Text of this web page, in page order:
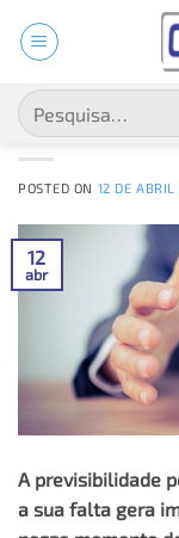
Pesquisar
por:
GESTÃO À VISTA
GESTÃO À VISTA
Falta de
sua
POSTED ON 12 DE ABRIL
12
abr
A previsibilidade
a sua falta gera